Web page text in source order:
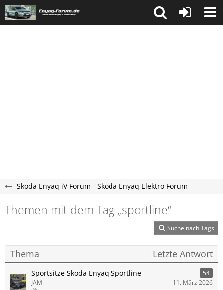
Skoda Enyaq iV Forum - Skoda Enyaq Elektro Forum
Themen mit dem Tag „sportline“
Suche nach Tags
Thema Letzte Antwort
Sportsitze Skoda Enyaq Sportline
54
JAM
11. März 2026